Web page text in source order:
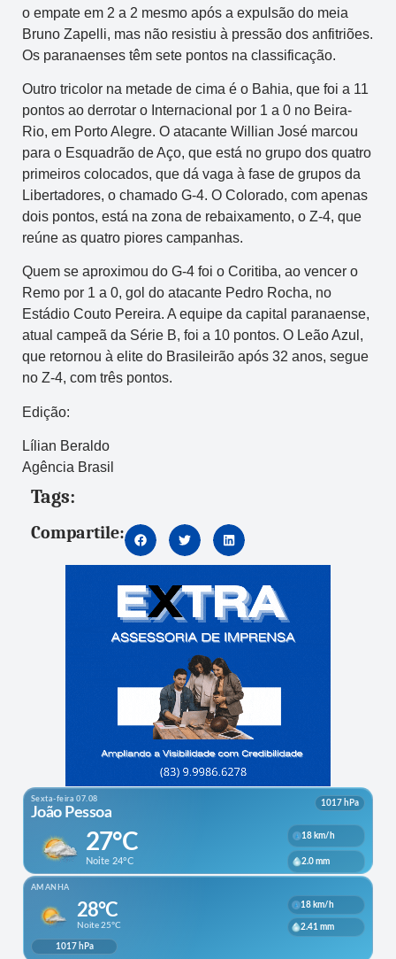
o empate em 2 a 2 mesmo após a expulsão do meia
Bruno Zapelli, mas não resistiu à pressão dos anfitriões.
Os paranaenses têm sete pontos na classificação.
Outro tricolor na metade de cima é o Bahia, que foi a 11
pontos ao derrotar o Internacional por 1 a 0 no Beira-
Rio, em Porto Alegre. O atacante Willian José marcou
para o Esquadrão de Aço, que está no grupo dos quatro
primeiros colocados, que dá vaga à fase de grupos da
Libertadores, o chamado G-4. O Colorado, com apenas
dois pontos, está na zona de rebaixamento, o Z-4, que
reúne as quatro piores campanhas.
Quem se aproximou do G-4 foi o Coritiba, ao vencer o
Remo por 1 a 0, gol do atacante Pedro Rocha, no
Estádio Couto Pereira. A equipe da capital paranaense,
atual campeã da Série B, foi a 10 pontos. O Leão Azul,
que retornou à elite do Brasileirão após 32 anos, segue
no Z-4, com três pontos.
Edição:
Lílian Beraldo
Agência Brasil
Tags:
Compartile: